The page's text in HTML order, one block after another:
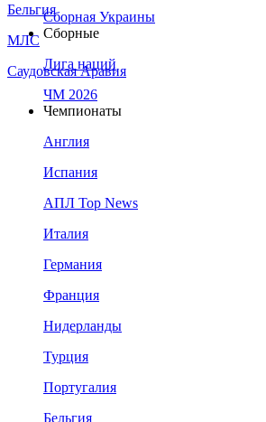
Бельгия
МЛС
Саудовская Аравия
Сборная Украины
Сборные
Лига наций
ЧМ 2026
Чемпионаты
Англия
Испания
АПЛ Top News
Италия
Германия
Франция
Нидерланды
Турция
Португалия
Бельгия